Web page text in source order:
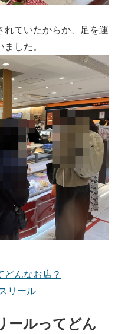
ていたからか、足を運
した。
んなお店？
リール
ールってどん